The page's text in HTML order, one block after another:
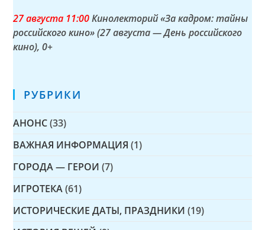
27 августа 11:00Кинолекторий «За кадром: тайны
российского кино» (27 августа — День российского
кино), 0+
РУБРИКИ
АНОНС (33)
ВАЖНАЯ ИНФОРМАЦИЯ (1)
ГОРОДА — ГЕРОИ (7)
ИГРОТЕКА (61)
ИСТОРИЧЕСКИЕ ДАТЫ, ПРАЗДНИКИ (19)